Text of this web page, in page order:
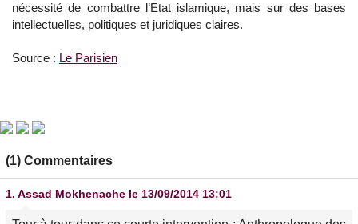
nécessité de combattre l’Etat islamique, mais sur des bases
intellectuelles, politiques et juridiques claires.
Source : Le Parisien
(1) Commentaires
1. Assad Mokhenache le 13/09/2014 13:01